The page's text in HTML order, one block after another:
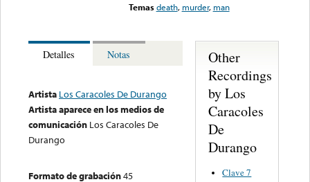
Temas death, murder, man
Detalles Notas
Artista Los Caracoles De Durango
Artista aparece en los medios de
comunicación Los Caracoles De
Durango
Formato de grabación45
Other
Recordings
by Los
Caracoles
De
Durango
Clave 7